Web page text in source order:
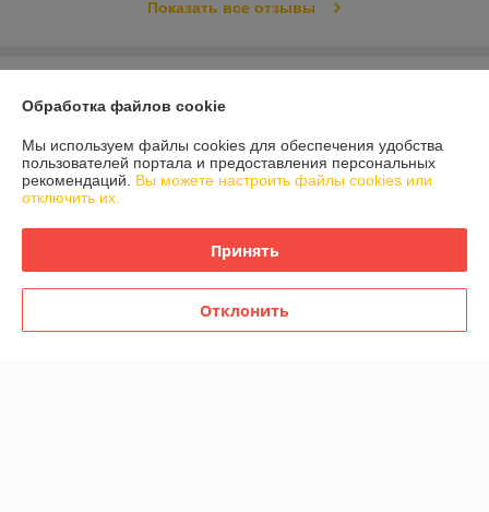
Показать все отзывы
Доставка и оплата
График работы
Полная версия сайта
Обработка файлов cookie
Мы используем файлы cookies для обеспечения удобства
пользователей портала и предоставления персональных
рекомендаций. Вы можете настроить файлы cookies или
отключить их.
Принять
Отклонить